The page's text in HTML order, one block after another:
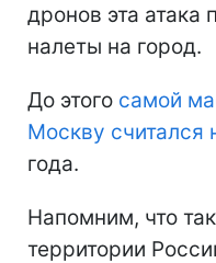
дронов эта атака
налеты на город.
До этого самой
Москву считался
года.
Напомним, что
территории